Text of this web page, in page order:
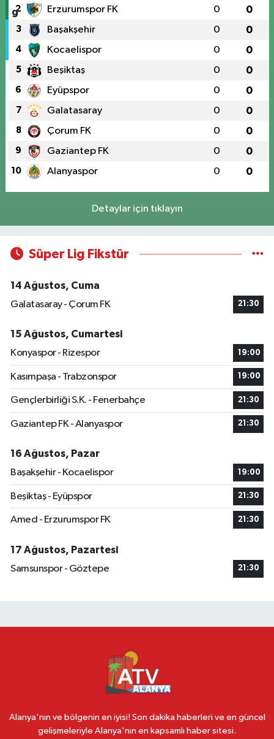
2 Erzurumspor FK 0 0
3 Başakşehir 0 0
4 Kocaelispor 0 0
5 Beşiktaş 0 0
6 Eyüpspor 0 0
7 Galatasaray 0 0
8 Çorum FK 0 0
9 Gaziantep FK 0 0
10 Alanyaspor 0 0
Detaylar için tıklayın
Süper Lig Fikstür
14 Ağustos, Cuma
Galatasaray - Çorum FK
21:30
15 Ağustos, Cumartesi
Konyaspor - Rizespor
19:00
Kasımpaşa - Trabzonspor 19:00
Gençlerbirliği S.K. - Fenerbahçe 21:30
Gaziantep FK - Alanyaspor 21:30
16 Ağustos, Pazar
Başakşehir - Kocaelispor
19:00
Beşiktaş - Eyüpspor 21:30
Amed - Erzurumspor FK 21:30
17 Ağustos, Pazartesi
Samsunspor - Göztepe
21:30
Alanya'nın ve bölgenin en iyisi! Son dakika haberleri ve en güncel
gelişmeleriyle Alanya'nın en kapsamlı haber sitesi.